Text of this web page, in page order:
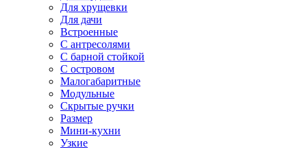
Для хрущевки
Для дачи
Встроенные
С антресолями
С барной стойкой
С островом
Малогабаритные
Модульные
Скрытые ручки
Размер
Мини-кухни
Узкие